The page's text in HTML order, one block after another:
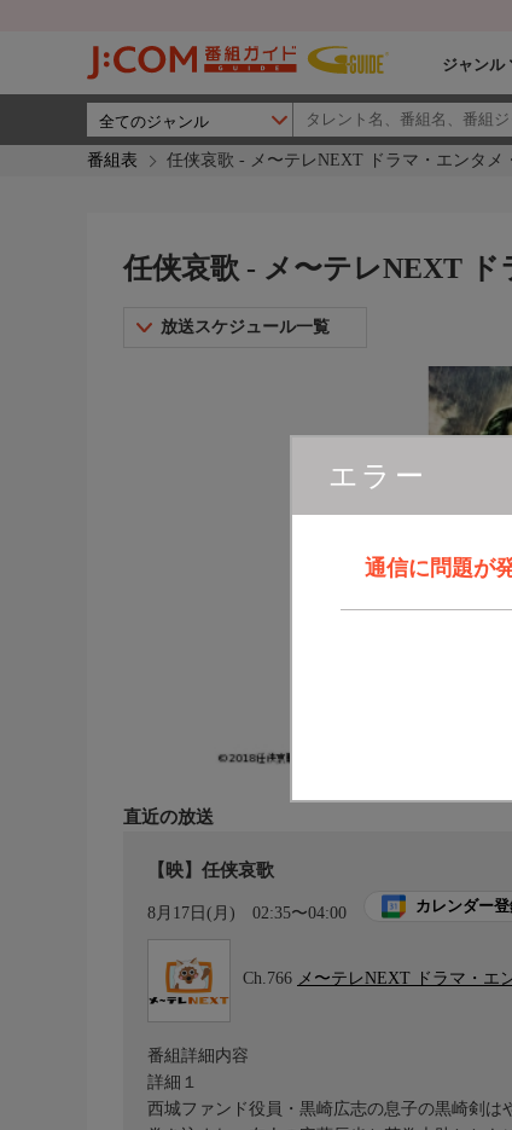
ジャンル
番組表 任侠哀歌 - メ〜テレNEXT ドラマ・エンタメ
エラー
通信に問題が
任侠哀歌 - メ〜テレNEXT
放送スケジュール一覧
直近の放送
【映】任侠哀歌
8月17日(月) 02:35〜04:00 カレンダー
Ch.766 メ〜テレNEXT ドラマ・エ
番組詳細内容
詳細１
西城ファンド役員・黒崎広志の息子の黒崎剣